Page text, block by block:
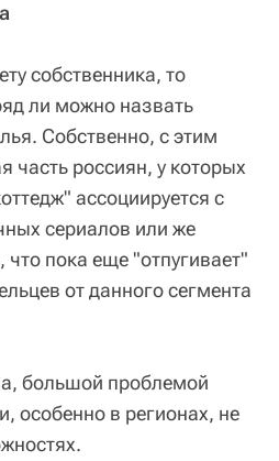
собственника, то
ли можно назвать
Собственно, с этим
часть россиян, у которых
ассоциируется с
сериалов или же
пока еще "отпугивает"
от данного сегмента
большой проблемой
особенно в регионах, не